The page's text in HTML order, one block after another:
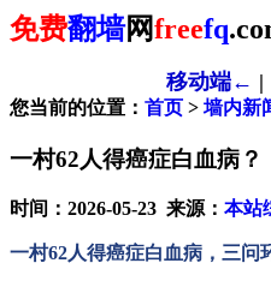
免费翻墙网freefq
移动端← |
您当前的位置： 首页 > 墙内新
一村62人得癌症白血病？
时间：2026-05-23 来源： 本站
一村62人得癌症白血病，三问